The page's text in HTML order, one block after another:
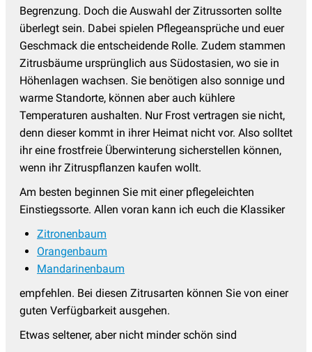
Begrenzung. Doch die Auswahl der Zitrussorten sollte
überlegt sein. Dabei spielen Pflegeansprüche und euer
Geschmack die entscheidende Rolle. Zudem stammen
Zitrusbäume ursprünglich aus Südostasien, wo sie in
Höhenlagen wachsen. Sie benötigen also sonnige und
warme Standorte, können aber auch kühlere
Temperaturen aushalten. Nur Frost vertragen sie nicht,
denn dieser kommt in ihrer Heimat nicht vor. Also solltet
ihr eine frostfreie Überwinterung sicherstellen können,
wenn ihr Zitruspflanzen kaufen wollt.
Am besten beginnen Sie mit einer pflegeleichten
Einstiegssorte. Allen voran kann ich euch die Klassiker
Zitronenbaum
Orangenbaum
Mandarinenbaum
empfehlen. Bei diesen Zitrusarten können Sie von einer
guten Verfügbarkeit ausgehen.
Etwas seltener, aber nicht minder schön sind